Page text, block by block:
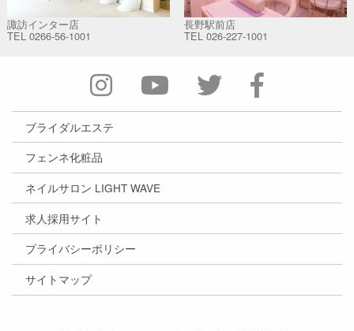
諏訪インター店
TEL 0266-56-1001
長野駅前店
TEL 026-227-1001
ブライダルエステ
フェンネ化粧品
ネイルサロン LIGHT WAVE
求人採用サイト
プライバシーポリシー
サイトマップ